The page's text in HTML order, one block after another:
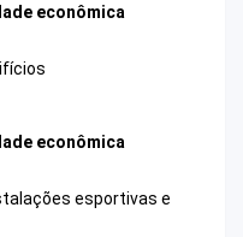
econômica
econômica
esportivas e